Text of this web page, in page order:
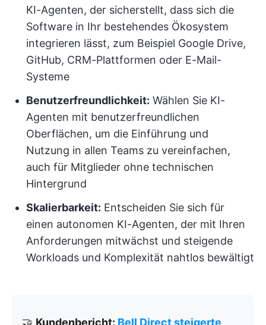
KI-Agenten, der sicherstellt, dass sich die
Software in Ihr bestehendes Ökosystem
integrieren lässt, zum Beispiel Google Drive,
GitHub, CRM-Plattformen oder E-Mail-
Systeme
Benutzerfreundlichkeit: Wählen Sie KI-
Agenten mit benutzerfreundlichen
Oberflächen, um die Einführung und
Nutzung in allen Teams zu vereinfachen,
auch für Mitglieder ohne technischen
Hintergrund
Skalierbarkeit: Entscheiden Sie sich für
einen autonomen KI-Agenten, der mit Ihren
Anforderungen mitwächst und steigende
Workloads und Komplexität nahtlos bewältigt
🤝 Kundenbericht: Bell Direct steigerte